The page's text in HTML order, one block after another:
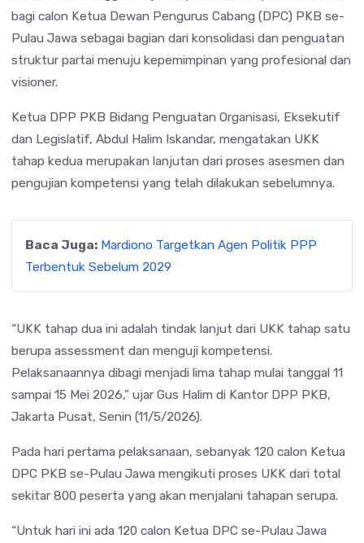
bagi calon Ketua Dewan Pengurus Cabang (DPC) PKB se-
Pulau Jawa sebagai bagian dari konsolidasi dan penguatan
struktur partai menuju kepemimpinan yang profesional dan
visioner.
Ketua DPP PKB Bidang Penguatan Organisasi, Eksekutif
dan Legislatif, Abdul Halim Iskandar, mengatakan UKK
tahap kedua merupakan lanjutan dari proses asesmen dan
pengujian kompetensi yang telah dilakukan sebelumnya.
Baca Juga: Mardiono Targetkan Agen Politik PPP
Terbentuk Sebelum 2029
“UKK tahap dua ini adalah tindak lanjut dari UKK tahap satu
berupa assessment dan menguji kompetensi.
Pelaksanaannya dibagi menjadi lima tahap mulai tanggal 11
sampai 15 Mei 2026,” ujar Gus Halim di Kantor DPP PKB,
Jakarta Pusat, Senin (11/5/2026).
Pada hari pertama pelaksanaan, sebanyak 120 calon Ketua
DPC PKB se-Pulau Jawa mengikuti proses UKK dari total
sekitar 800 peserta yang akan menjalani tahapan serupa.
“Untuk hari ini ada 120 calon Ketua DPC se-Pulau Jawa